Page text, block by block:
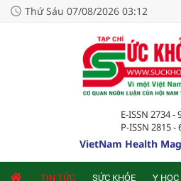
Thứ Sáu 07/08/2026 03:12
E-ISSN 2734 -
P-ISSN 2815 -
VietNam Health
TIN TỨC SỨC KHỎE Y HỌC